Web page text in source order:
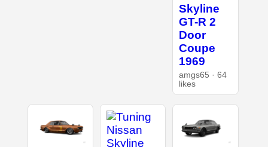
Skyline
GT-R 2
Door
Coupe
1969
amgs65 · 64
likes